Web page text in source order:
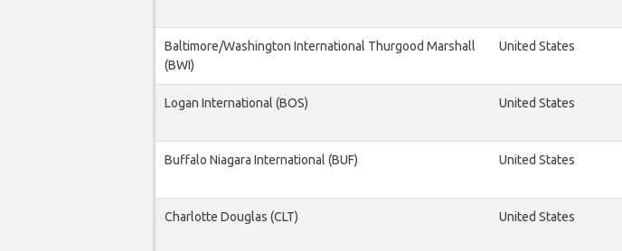
Baltimore/Washington International Thurgood Marshall
(BWI)
United States
Logan International (BOS) United States
Buffalo Niagara International (BUF) United States
Charlotte Douglas (CLT) United States